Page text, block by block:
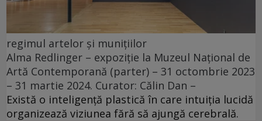
regimul artelor și munițiilor
Alma Redlinger – expoziție la Muzeul Național de
Artă Contemporană (parter) – 31 octombrie 2023
– 31 martie 2024. Curator: Călin Dan –
Există o inteligență plastică în care intuiția lucidă
organizează viziunea fără să ajungă cerebrală.